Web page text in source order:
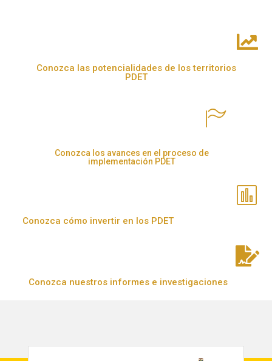
Conozca las potencialidades de los territorios
PDET
Conozca los avances en el proceso de
implementación PDET
Conozca cómo invertir en los PDET
Conozca nuestros informes e investigaciones